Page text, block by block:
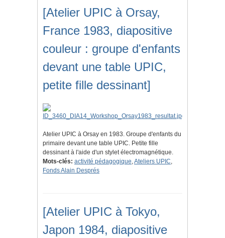
[Atelier UPIC à Orsay,
France 1983, diapositive
couleur : groupe d'enfants
devant une table UPIC,
petite fille dessinant]
Atelier UPIC à Orsay en 1983. Groupe d'enfants du
primaire devant une table UPIC. Petite fille
dessinant à l'aide d'un stylet électromagnétique.
Mots-clés: activité pédagogique,Ateliers UPIC,
Fonds Alain Després
[Atelier UPIC à Tokyo,
Japon 1984, diapositive